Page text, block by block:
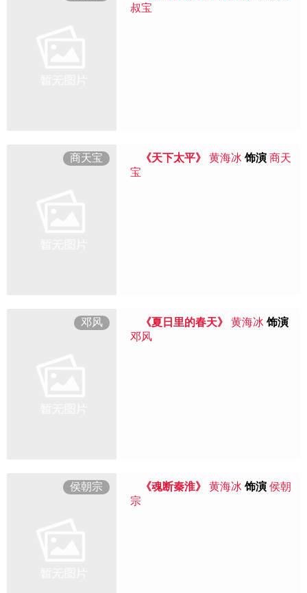
叔宝
商天宝 《天下太平》 黄海冰 饰演 商天
宝
邓风 《夏日里的春天》 黄海冰 饰演
邓风
侯朝宗 《魂断秦淮》 黄海冰 饰演 侯朝
宗